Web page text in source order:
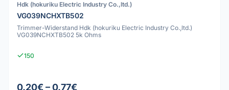
Hdk (hokuriku Electric Industry Co.,ltd.)
VG039NCHXTB502
Trimmer-Widerstand Hdk (hokuriku Electric Industry Co.,ltd.)
VG039NCHXTB502 5k Ohms
150
0.20€ – 0.77€